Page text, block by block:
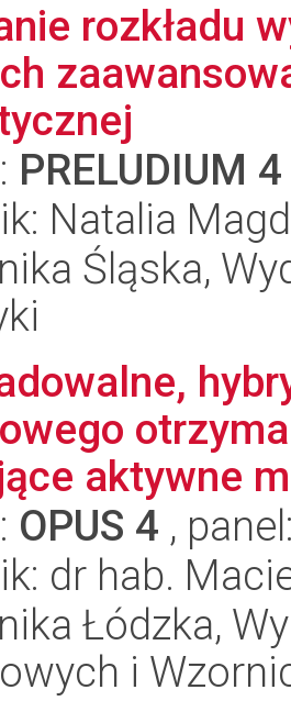
rozkładu
PRELUDIUM 4
Natalia
Śląska,
aktywne
OPUS 4 ,
dr hab.
Łódzka,
i